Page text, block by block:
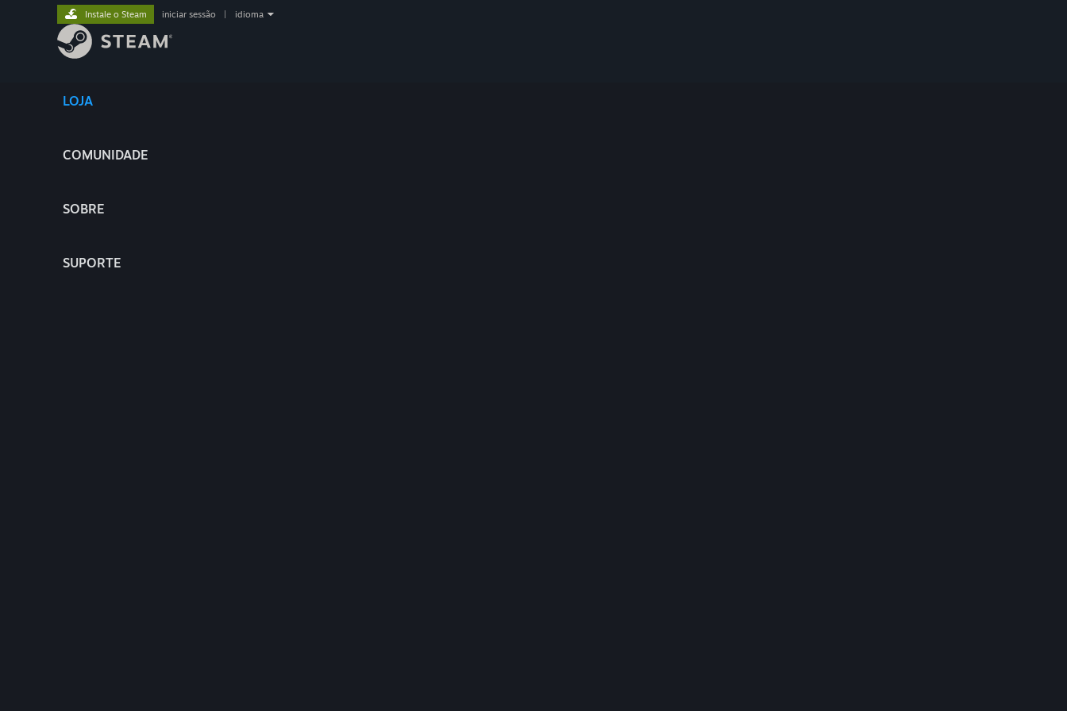
LOJA
COMUNIDADE
SOBRE
SUPORTE
Instale o Steam iniciar sessão idioma